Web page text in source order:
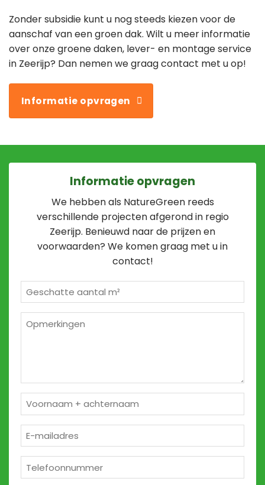
Zonder subsidie kunt u nog steeds kiezen voor de
aanschaf van een groen dak. Wilt u meer informatie
over onze groene daken, lever- en montage service
in Zeerijp? Dan nemen we graag contact met u op!
Informatie opvragen
Informatie opvragen
We hebben als NatureGreen reeds
verschillende projecten afgerond in regio
Zeerijp. Benieuwd naar de prijzen en
voorwaarden? We komen graag met u in
contact!
m²
Naam
*
mailadres
*